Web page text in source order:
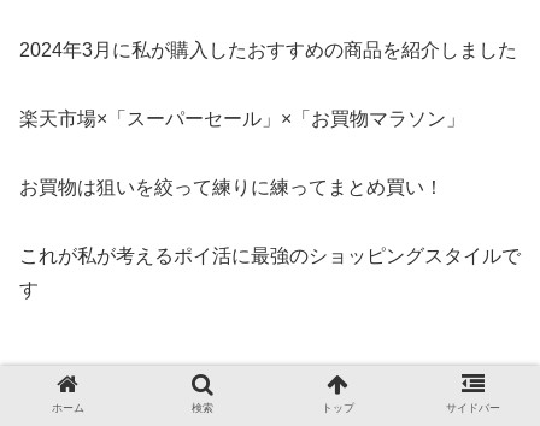
2024年3月に私が購入したおすすめの商品を紹介しました
楽天市場×「スーパーセール」×「お買物マラソン」
お買物は狙いを絞って練りに練ってまとめ買い！
これが私が考えるポイ活に最強のショッピングスタイルで
す
ホーム 検索 トップ サイドバー